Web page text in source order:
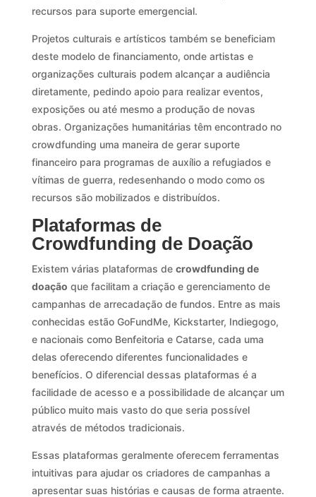
recursos para suporte emergencial.
Projetos culturais e artísticos também se beneficiam
deste modelo de financiamento, onde artistas e
organizações culturais podem alcançar a audiência
diretamente, pedindo apoio para realizar eventos,
exposições ou até mesmo a produção de novas
obras. Organizações humanitárias têm encontrado no
crowdfunding uma maneira de gerar suporte
financeiro para programas de auxílio a refugiados e
vítimas de guerra, redesenhando o modo como os
recursos são mobilizados e distribuídos.
Plataformas de
Crowdfunding de Doação
Existem várias plataformas de crowdfunding de
doação que facilitam a criação e gerenciamento de
campanhas de arrecadação de fundos. Entre as mais
conhecidas estão GoFundMe, Kickstarter, Indiegogo,
e nacionais como Benfeitoria e Catarse, cada uma
delas oferecendo diferentes funcionalidades e
benefícios. O diferencial dessas plataformas é a
facilidade de acesso e a possibilidade de alcançar um
público muito mais vasto do que seria possível
através de métodos tradicionais.
Essas plataformas geralmente oferecem ferramentas
intuitivas para ajudar os criadores de campanhas a
apresentar suas histórias e causas de forma atraente.